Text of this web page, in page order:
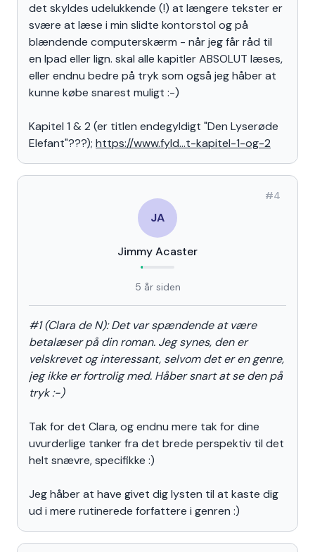
det skyldes udelukkende (!) at længere tekster er
svære at læse i min slidte kontorstol og på
blændende computerskærm - når jeg får råd til
en Ipad eller lign. skal alle kapitler ABSOLUT læses,
eller endnu bedre på tryk som også jeg håber at
kunne købe snarest muligt :-)
Kapitel 1 & 2 (er titlen endegyldigt "Den Lyserøde
Elefant"???); https://www.fyld...t-kapitel-1-og-2
#4
JA
Jimmy Acaster
5 år siden
#1 (Clara de N): Det var spændende at være
betalæser på din roman. Jeg synes, den er
velskrevet og interessant, selvom det er en genre,
jeg ikke er fortrolig med. Håber snart at se den på
tryk :-)
Tak for det Clara, og endnu mere tak for dine
uvurderlige tanker fra det brede perspektiv til det
helt snævre, specifikke :)
Jeg håber at have givet dig lysten til at kaste dig
ud i mere rutinerede forfattere i genren :)